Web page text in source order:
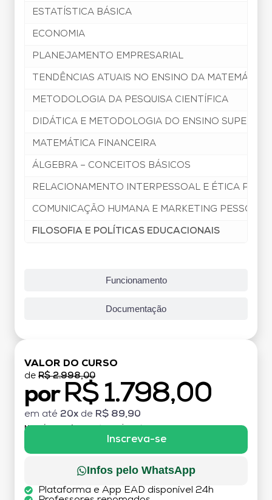
Funcionamento
Documentação
ESTATÍSTICA BÁSICA
ECONOMIA
PLANEJAMENTO EMPRESARIAL
TENDÊNCIAS ATUAIS NO ENSINO DA MATEMÁTICA
METODOLOGIA DA PESQUISA CIENTÍFICA
DIDÁTICA E METODOLOGIA DO ENSINO SUPERIOR
MATEMÁTICA FINANCEIRA
ÁLGEBRA – CONCEITOS BÁSICOS
RELACIONAMENTO INTERPESSOAL E ÉTICA
COMUNICAÇÃO HUMANA E MARKETING PESSOAL
FILOSOFIA E POLÍTICAS EDUCACIONAIS
VALOR DO CURSO
de R$ 2.998,00
por R$ 1.798,00
em até 20x de R$ 89,90
MATRÍCULA:
Inscreva-se
Infos pelo WhatsApp
Plataforma e App EAD disponível 24h